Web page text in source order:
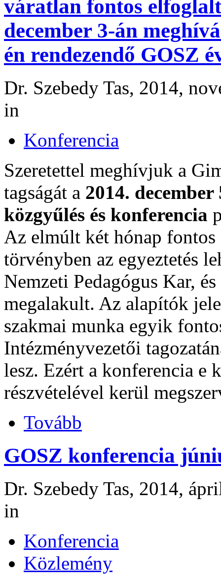
váratlan fontos
december 3-án
én rendezendő GOSZ
Dr. Szebedy Tas, 2014,
in
Konferencia
Szeretettel meghívjuk a
tagságát a 2014.
közgyűlés és konferencia
Az elmúlt két hónap fontos
törvényben az egyeztetés
Nemzeti Pedagógus Kar,
megalakult. Az alapítók
szakmai munka egyik
Intézményvezetői
lesz. Ezért a konferencia e
részvételével kerül
Tovább
GOSZ konferencia
Dr. Szebedy Tas, 2014,
in
Konferencia
Közlemény